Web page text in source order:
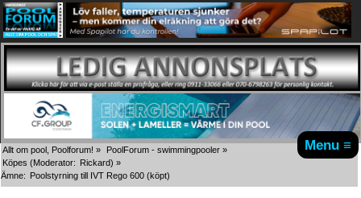
Menu ≡
Allt om pool, Poolforum! » PoolForum - swimmingpooler »
Köpes (Moderator: Rickard) »
Ämne: Poolstyrning till IVT Rego 600 (köpt)